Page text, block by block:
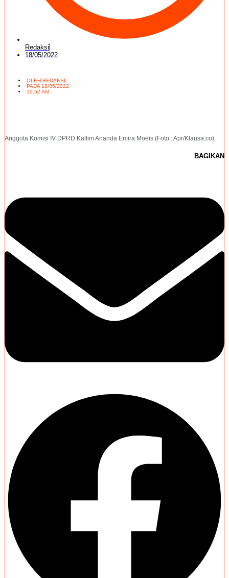
Redaksi
18/05/2022
OLEH REDAKSI
PADA18/05/2022
10:52 AM
Anggota Komisi IV DPRD Kaltim Ananda Emira Moeis (Foto : Apr/Klausa.co)
BAGIKAN